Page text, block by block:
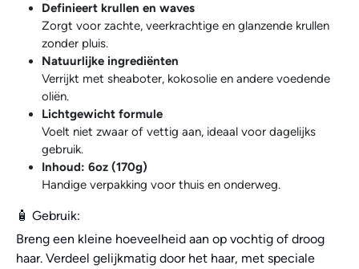
Definieert krullen en waves
Zorgt voor zachte, veerkrachtige en glanzende krullen
zonder pluis.
Natuurlijke ingrediënten
Verrijkt met sheaboter, kokosolie en andere voedende
oliën.
Lichtgewicht formule
Voelt niet zwaar of vettig aan, ideaal voor dagelijks
gebruik.
Inhoud: 6oz (170g)
Handige verpakking voor thuis en onderweg.
🧴 Gebruik:
Breng een kleine hoeveelheid aan op vochtig of droog
haar. Verdeel gelijkmatig door het haar, met speciale